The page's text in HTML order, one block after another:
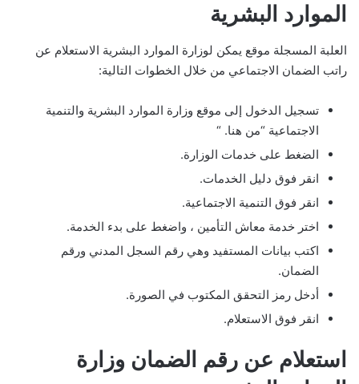
الموارد البشرية
العلبة المسجلة موقع يمكن لوزارة الموارد البشرية الاستعلام عن
راتب الضمان الاجتماعي من خلال الخطوات التالية:
تسجيل الدخول إلى موقع وزارة الموارد البشرية والتنمية
الاجتماعية “من هنا. “
الضغط على خدمات الوزارة.
انقر فوق دليل الخدمات.
انقر فوق التنمية الاجتماعية.
اختر خدمة معاش التأمين ، واضغط على بدء الخدمة.
اكتب بيانات المستفيد وهي رقم السجل المدني ورقم
الضمان.
أدخل رمز التحقق المكتوب في الصورة.
انقر فوق الاستعلام.
استعلام عن رقم الضمان وزارة